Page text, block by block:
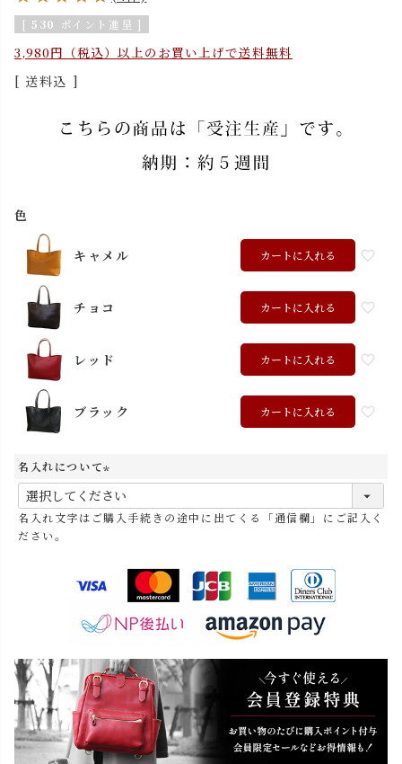
[ 530 ポイント進呈 ]
3,980円（税込）以上のお買い上げで送料無料
送料込
色
キャメル カートに入れる
チョコ カートに入れる
レッド カートに入れる
ブラック カートに入れる
名入れについて
(
必
須
名入れ文字はご購入手続きの途中に出てくる「通信欄」にご記入く
ださい。